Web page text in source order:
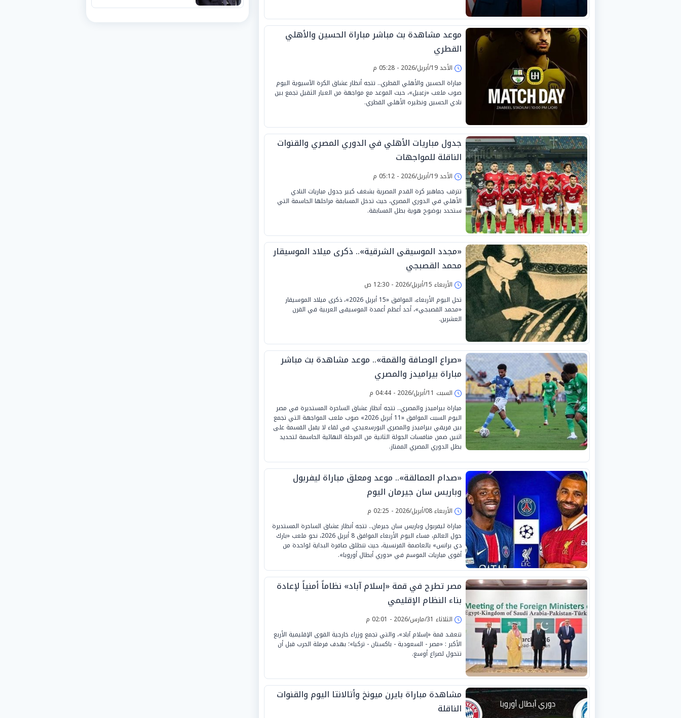
موعد مشاهدة بث مباشر مباراة الحسين والأهلي
القطري
الأحد 19/أبريل/2026 - 05:28 م
مباراة الحسين والأهلي القطري.. تتجه أنظار عشاق الكرة الآسيوية اليوم
صوب ملعب «زعبيل»، حيث الموعد مع مواجهة من العيار الثقيل تجمع بين
نادي الحسين ونظيره الأهلي القطري.
جدول مباريات الأهلي في الدوري المصري والقنوات
الناقلة للمواجهات
الأحد 19/أبريل/2026 - 05:12 م
تترقب جماهير كرة القدم المصرية بشغف كبير جدول مباريات النادي
الأهلي في الدوري المصري، حيث تدخل المسابقة مراحلها الحاسمة التي
ستحدد بوضوح هوية بطل المسابقة.
«مجدد الموسيقى الشرقية».. ذكرى ميلاد الموسيقار
محمد القصبجي
الأربعاء 15/أبريل/2026 - 12:30 ص
تحل اليوم الأربعاء، الموافق «15 أبريل 2026»، ذكرى ميلاد الموسيقار
«محمد القصبجي»، أحد أعظم أعمدة الموسيقى العربية في القرن
العشرين.
«صراع الوصافة والقمة».. موعد مشاهدة بث مباشر
مباراة بيراميدز والمصري
السبت 11/أبريل/2026 - 04:44 م
مباراة بيراميدز والمصري.. تتجه أنظار عشاق الساحرة المستديرة في مصر
اليوم السبت الموافق «11 أبريل 2026» صوب ملعب المواجهة التي تجمع
بين فريقي بيراميدز والمصري البورسعيدي، في لقاء لا يقبل القسمة على
اثنين ضمن منافسات الجولة الثانية من المرحلة النهائية الحاسمة لتحديد
بطل الدوري المصري الممتاز.
«صدام العمالقة».. موعد ومعلق مباراة ليفربول
وباريس سان جيرمان اليوم
الأربعاء 08/أبريل/2026 - 02:25 م
مباراة ليفربول وباريس سان جيرمان.. تتجه أنظار عشاق الساحرة المستديرة
حول العالم، مساء اليوم الأربعاء الموافق 8 أبريل 2026، نحو ملعب «بارك
دي برانس» بالعاصمة الفرنسية، حيث تنطلق صافرة البداية لواحدة من
أقوى مباريات الموسم في «دوري أبطال أوروبا».
مصر تطرح في قمة «إسلام آباد» نظاماً أمنياً لإعادة
بناء النظام الإقليمي
الثلاثاء 31/مارس/2026 - 02:01 م
تنعقـد قمة «إسلام آباد»، والتي تجمع وزراء خارجية القوى الإقليمية الأربع
الأكبر : «مصر - السعودية - باكستان - تركيا»؛ بهدف فرملة الحرب قبل أن
تتحول لصراع أوسع.
مشاهدة مباراة بايرن ميونخ وأتالانتا اليوم والقنوات
الناقلة
الفيفا».. وإقالة